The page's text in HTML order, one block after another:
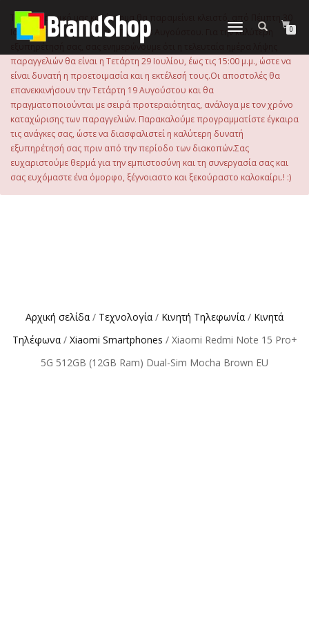
περιεχόμενο
Εναλλαγή
0
Το ηλεκτρονικό μας κατάστημα θα παραμείνει κλειστό, από Πέμπτη 30
Ιουλίου 2026 μέχρι και την Τρίτη 18 Αυγούστου. Για την καλύτερη
εξυπηρέτησή σας, σας ενημερώνουμε ότι η τελευταία ημέρα λήψης
παραγγελιών θα είναι η Τετάρτη 29 Ιουλίου, έως τις 15:00 μ.μ., ώστε να
είναι δυνατή η προετοιμασία και η εκτέλεσή τους.Οι αποστολές θα
επανεκκινήσουν την Τετάρτη 19 Αυγούστου και θα
πραγματοποιούνται με σειρά προτεραιότητας, ανάλογα με τον χρόνο
καταχώρισης των παραγγελιών. Παρακαλούμε προγραμματίστε έγκαιρα
τις ανάγκες σας, ώστε να διασφαλιστεί η καλύτερη δυνατή
εξυπηρέτησή σας πριν από την περίοδο των διακοπών.Σας
ευχαριστούμε θερμά για την εμπιστοσύνη και τη συνεργασία σας και
σας ευχόμαστε ένα όμορφο, ξέγνοιαστο και ξεκούραστο καλοκαίρι.! :)
Αρχική σελίδα / Τεχνολογία / Κινητή Τηλεφωνία / Κινητά
Τηλέφωνα/ Xiaomi Smartphones / Xiaomi Redmi Note 15 Pro+
5G 512GB (12GB Ram) Dual-Sim Mocha Brown EU